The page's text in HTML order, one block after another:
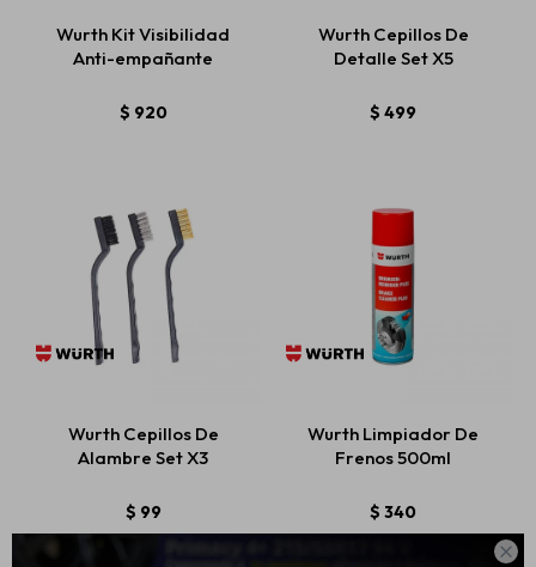

Wurth Kit Visibilidad
Anti-empañante
$ 920
Wurth Cepillos De
Detalle Set X5
$ 499
Wurth Cepillos De
Alambre Set X3
$ 99
Wurth Limpiador De
Frenos 500ml
$ 340